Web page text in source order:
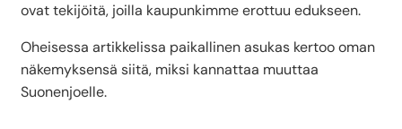
ovat tekijöitä, joilla kaupunkimme erottuu edukseen.
Oheisessa artikkelissa paikallinen asukas kertoo oman
näkemyksensä siitä, miksi kannattaa muuttaa
Suonenjoelle.